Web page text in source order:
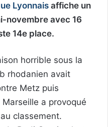
Lyonnais affiche un
novembre avec 16
14e place.
horrible sous la
rhodanien avait
Metz puis
a provoqué
classement.